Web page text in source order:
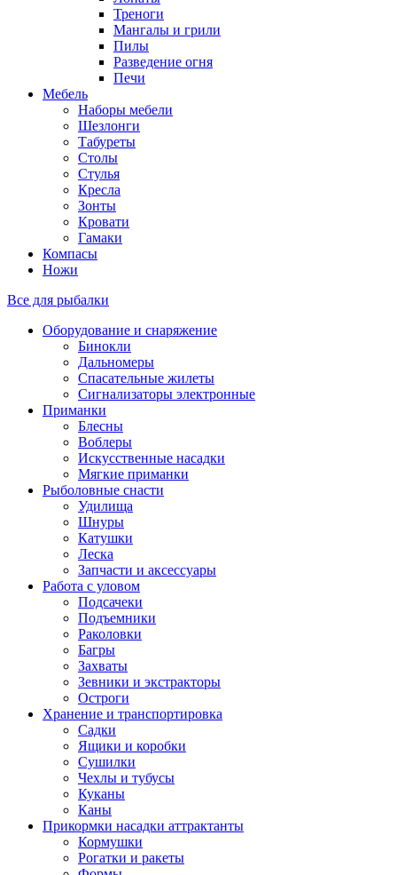
Треноги
Мангалы и грили
Пилы
Разведение огня
Печи
Мебель
Наборы мебели
Шезлонги
Табуреты
Столы
Стулья
Кресла
Зонты
Кровати
Гамаки
Компасы
Ножи
Все для рыбалки
Оборудование и снаряжение
Бинокли
Дальномеры
Спасательные жилеты
Сигнализаторы электронные
Приманки
Блесны
Воблеры
Искусственные насадки
Мягкие приманки
Рыболовные снасти
Удилища
Шнуры
Катушки
Леска
Запчасти и аксессуары
Работа с уловом
Подсачеки
Подъемники
Раколовки
Багры
Захваты
Зевники и экстракторы
Остроги
Хранение и транспортировка
Садки
Ящики и коробки
Сушилки
Чехлы и тубусы
Куканы
Каны
Прикормки насадки аттрактанты
Кормушки
Рогатки и ракеты